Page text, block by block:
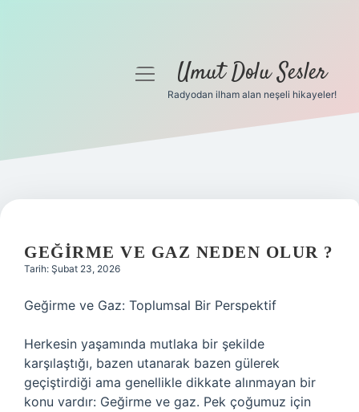
Gizlilik Politikası
Yasal Uyarı
menüyüUmut Dolu Sesler
Radyodan ilham alan neşeli hikayeler!
GEĞIRME VE GAZ NEDEN OLUR ?
Tarih: Şubat 23, 2026
Geğirme ve Gaz: Toplumsal Bir Perspektif
Herkesin yaşamında mutlaka bir şekilde
karşılaştığı, bazen utanarak bazen gülerek
geçiştirdiği ama genellikle dikkate alınmayan bir
konu vardır: Geğirme ve gaz. Pek çoğumuz için